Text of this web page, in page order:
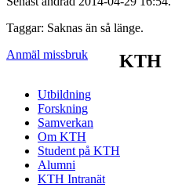
Taggar: Saknas än så länge.
Anmäl missbruk
KTH
Utbildning
Forskning
Samverkan
Om KTH
Student på KTH
Alumni
KTH Intranät